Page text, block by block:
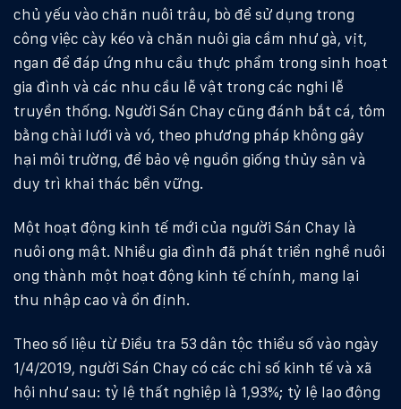
chủ yếu vào chăn nuôi trâu, bò để sử dụng trong
công việc cày kéo và chăn nuôi gia cầm như gà, vịt,
ngan để đáp ứng nhu cầu thực phẩm trong sinh hoạt
gia đình và các nhu cầu lễ vật trong các nghi lễ
truyền thống. Người Sán Chay cũng đánh bắt cá, tôm
bằng chài lưới và vó, theo phương pháp không gây
hại môi trường, để bảo vệ nguồn giống thủy sản và
duy trì khai thác bền vững.
Một hoạt động kinh tế mới của người Sán Chay là
nuôi ong mật. Nhiều gia đình đã phát triển nghề nuôi
ong thành một hoạt động kinh tế chính, mang lại
thu nhập cao và ổn định.
Theo số liệu từ Điều tra 53 dân tộc thiểu số vào ngày
1/4/2019, người Sán Chay có các chỉ số kinh tế và xã
hội như sau: tỷ lệ thất nghiệp là 1,93%; tỷ lệ lao động